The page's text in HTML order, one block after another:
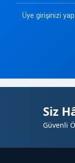
Üye girişinizi
Siz
Güvenli